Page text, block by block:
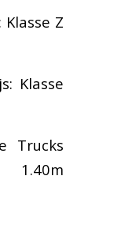
Z
Klasse
Trucks
1.40m